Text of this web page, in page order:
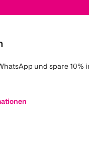
und spare 10%